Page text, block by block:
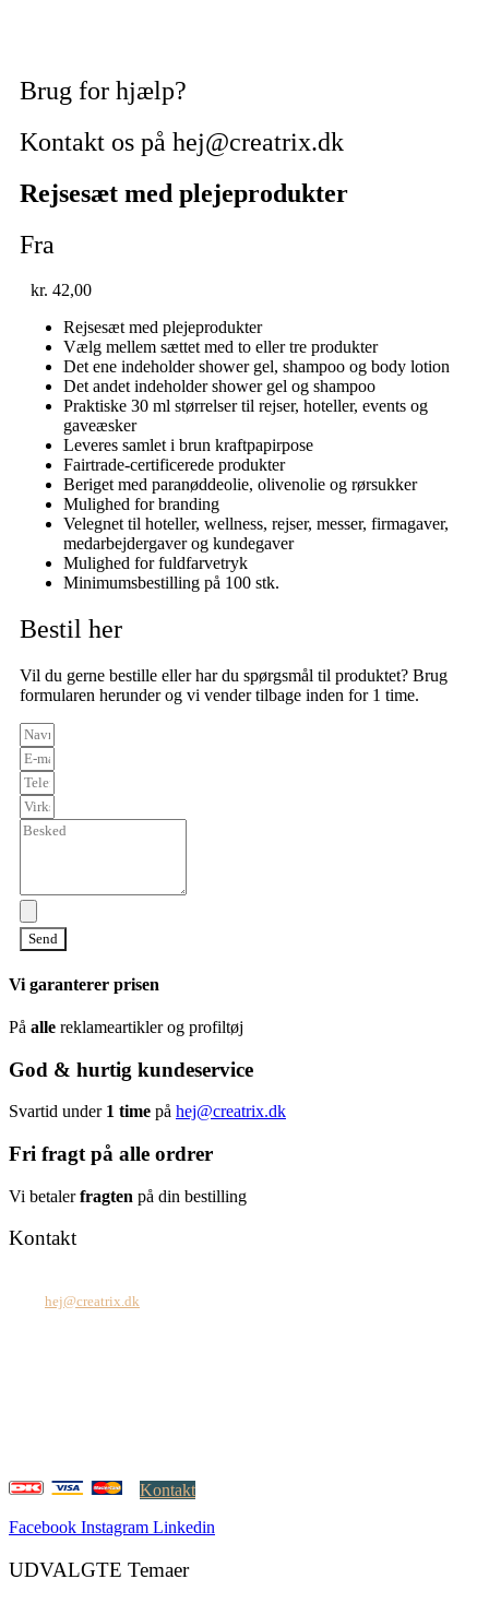
Brug for hjælp?
Kontakt os på hej@creatrix.dk
Rejsesæt med plejeprodukter
Fra
kr. 42,00
Rejsesæt med plejeprodukter
Vælg mellem sættet med to eller tre produkter
Det ene indeholder shower gel, shampoo og body lotion
Det andet indeholder shower gel og shampoo
Praktiske 30 ml størrelser til rejser, hoteller, events og
gaveæsker
Leveres samlet i brun kraftpapirpose
Fairtrade-certificerede produkter
Beriget med paranøddeolie, olivenolie og rørsukker
Mulighed for branding
Velegnet til hoteller, wellness, rejser, messer, firmagaver,
medarbejdergaver og kundegaver
Mulighed for fuldfarvetryk
Minimumsbestilling på 100 stk.
Bestil her
Vil du gerne bestille eller har du spørgsmål til produktet? Brug
formularen herunder og vi vender tilbage inden for 1 time.
Send
Vi garanterer prisen
På alle reklameartikler og profiltøj
God & hurtig kundeservice
Svartid under 1 time på hej@creatrix.dk
Fri fragt på alle ordrer
Vi betalerfragten på din bestilling
Kontakt
hej@creatrix.dk
Kontakt
Facebook Instagram Linkedin
UDVALGTE Temaer